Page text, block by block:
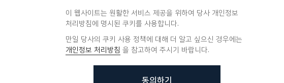
이 웹사이트는 원활한 서비스 제공을 위하여 당사 개인정보
처리방침에 명시된 쿠키를 사용합니다.
만일 당사의 쿠키 사용 정책에 대해 더 알고 싶으신 경우에는
개인정보 처리방침 을 참고하여 주시기 바랍니다.
동의하기